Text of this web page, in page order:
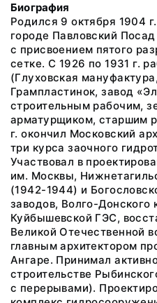
Биография
Родился 9 октября 1904
городе Павловский
с присвоением пятого
сетке. С 1926 по 1931 г.
(Глуховская
Грампластинок, завод
строительным рабочим,
арматурщиком, старшим
г. окончил Московский
три курса заочного
Участвовал в
им. Москвы,
(1942-1944) и
заводов, Волго-Донского
Куйбышевской ГЭС,
Великой Отечественной
главным архитектором
Ангаре. Принимал
строительстве
с перерывами).